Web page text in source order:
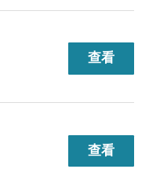
查看
查看